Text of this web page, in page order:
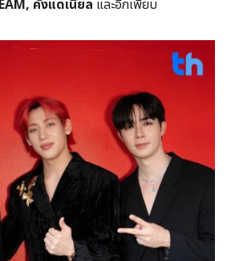
คังแดเนียล และอีกเพียบ